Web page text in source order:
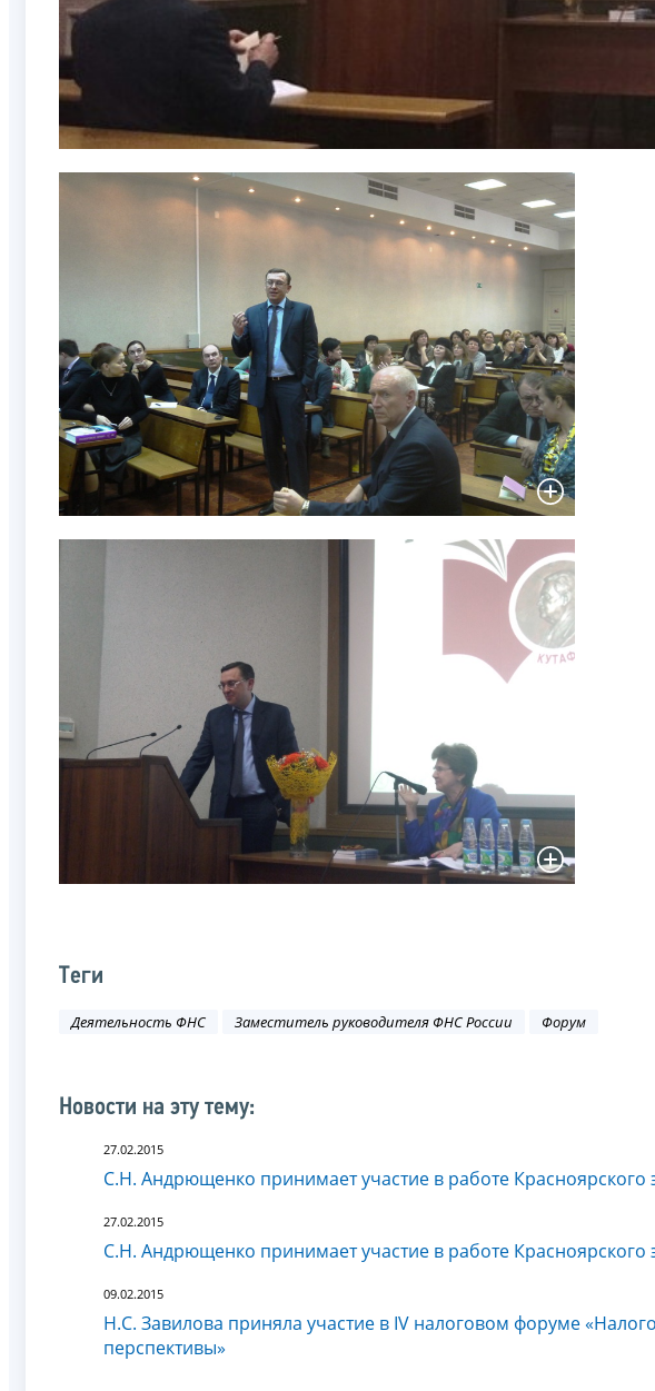
Теги
Деятельность ФНС Заместитель руководителя ФНС России Форум
Новости на эту тему:
27.02.2015
С.Н. Андрющенко принимает участие в работе
27.02.2015
С.Н. Андрющенко принимает участие в работе
09.02.2015
Н.С. Завилова приняла участие в IV налоговом форуме
перспективы»